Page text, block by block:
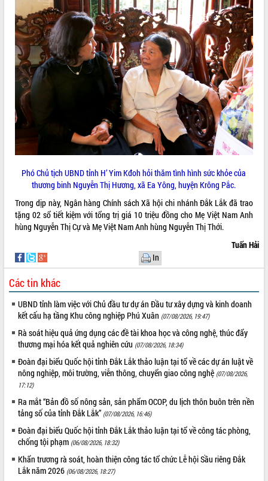
Rà soát, hoàn thiện hệ thống thiết chế
văn hóa, thể thao đáp ứng yêu cầu
phát triển mới
Thường trực HĐND tỉnh Đắk Lắk gặp
mặt Đoàn chuyên gia y tế TP. Hồ Chí
Minh
Lễ truy điệu và an táng hài cốt liệt sĩ
tại Nghĩa trang Liệt sĩ xã Sơn Hòa
Bàn giải pháp tháo gỡ khó khăn trong
xuất khẩu sầu riêng và triển khai quy
định EUDR
Thứ trưởng Bộ Nông nghiệp và Môi
vùng trồng và doanh nghiệp đóng gói
sầu riêng tại Đắk Lắk
Trình diễn nghệ thuật chế biến các
món ăn từ sầu riêng
Đắk Lắk công bố Quy hoạch và xúc
Ngành cá ngừ Đắk Lắk chủ động thích
ứng để giữ vững thị trường xuất khẩu
Diễn đàn Kinh tế tư nhân Việt Nam đột
Đề án 06 tạo bước ngoặt đột phá trong
cải cách hành chính tỉnh Đắk Lắk
Kết nối tour, đẩy mạnh chuyển đổi số
để phát triển du lịch Đắk Lắk
Khởi động Dự án Đầu tư xây dựng hạ
tầng kỹ thuật Cụm công nghiệp Tân
Tiến
Gặp mặt các cơ quan báo chí nhân Kỷ
niệm 101 năm Ngày Báo chí Cách
mạng Việt Nam
Đắk Lắk sơ kết 4 năm triển khai thực
hiện Đề án 06 của Chính phủ
Họp báo thông tin về Hội nghị Công bố
LIÊN KẾT WEB
THỐNG KÊ TRUY CẬP
Hôm nay:
Tất cả:
Phó Chủ tịch UBND tỉnh H’ Yim Kđoh hỏi thăm tình hình sức khỏe của
thương binh Nguyễn Thị Hương, xã Ea Yông, huyện Krông Pắc.
Trong dịp này, Ngân hàng Chính sách Xã hội chi nhánh Đắk Lắk đã trao
tặng 02 sổ tiết kiệm với tổng trị giá 10 triệu đồng cho Mẹ Việt Nam Anh
hùng Nguyễn Thị Cự và Mẹ Việt Nam Anh hùng Nguyễn Thị Thới.
Tuấn Hải
In
Các tin khác
UBND tỉnh làm việc với Chủ đầu tư dự án Đầu tư xây dựng và kinh doanh
kết cấu hạ tầng Khu công nghiệp Phú Xuân (07/08/2026, 19:47)
Rà soát hiệu quả ứng dụng các đề tài khoa học và công nghệ, thúc đẩy
thương mại hóa kết quả nghiên cứu (07/08/2026, 18:34)
Đoàn đại biểu Quốc hội tỉnh Đắk Lắk thảo luận tại tổ về các dự án luật về
nông nghiệp, môi trường, viễn thông, chuyển giao công nghệ (07/08/2026,
17:12)
Ra mắt “Bản đồ số nông sản, sản phẩm OCOP, du lịch thôn buôn trên nền
tảng số của tỉnh Đắk Lắk” (07/08/2026, 16:46)
Đoàn đại biểu Quốc hội tỉnh Đắk Lắk thảo luận tại tổ về công tác phòng,
chống tội phạm (06/08/2026, 18:32)
Khẩn trương rà soát, hoàn thiện công tác tổ chức Lễ hội Sầu riêng Đắk
Lắk năm 2026 (06/08/2026, 18:27)